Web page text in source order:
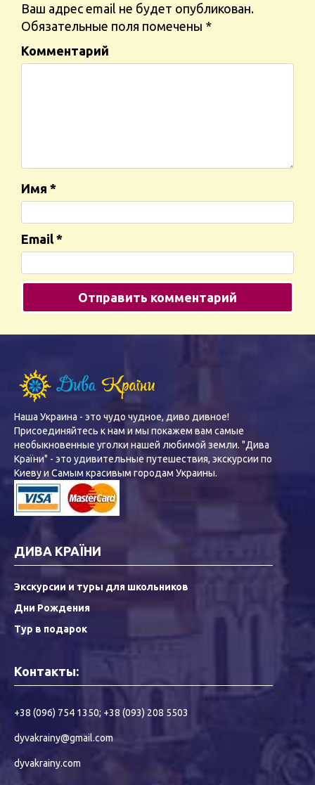
Ваш адрес email не будет опубликован.
Обязательные поля помечены *
Комментарий
Имя *
Email *
Наша Украина - это чудо чудное, диво дивное!
Присоединяйтесь к нам и мы покажем вам самые
необыкновенные уголки нашей любимой земли. "Дива
Країни" - это удивительные путешествия, экскурсии по
Киеву и Самым красивым городам Украины.
ДИВА КРАЇНИ
Экскурсии и туры для школьников
Дни Рождения
Тур в подарок
Контакты:
+38 (096) 754 1350; +38 (093) 208 5503
dyvakrainy@gmail.com
dyvakrainy.com